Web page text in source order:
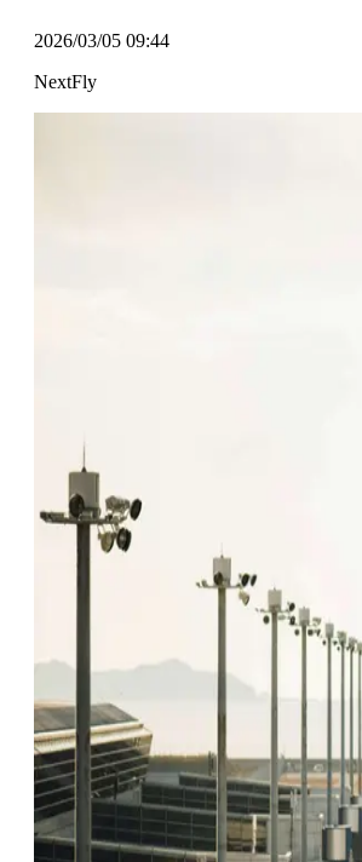
2026/03/05 09:44
NextFly